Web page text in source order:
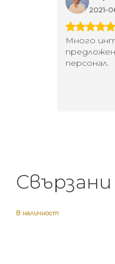
2021-
Много
персонал.
В наличност